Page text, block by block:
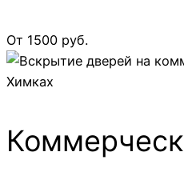
От 1500 руб.